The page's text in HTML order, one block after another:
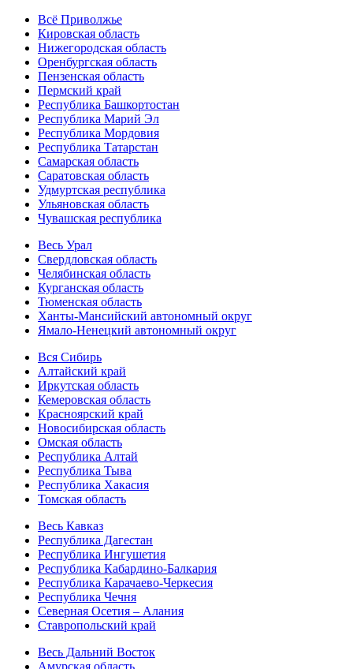
Всё Приволжье
Кировская область
Нижегородская область
Оренбургская область
Пензенская область
Пермский край
Республика Башкортостан
Республика Марий Эл
Республика Мордовия
Республика Татарстан
Самарская область
Саратовская область
Удмуртская республика
Ульяновская область
Чувашская республика
Весь Урал
Свердловская область
Челябинская область
Курганская область
Тюменская область
Ханты-Мансийский автономный округ
Ямало-Ненецкий автономный округ
Вся Сибирь
Алтайский край
Иркутская область
Кемеровская область
Красноярский край
Новосибирская область
Омская область
Республика Алтай
Республика Тыва
Республика Хакасия
Томская область
Весь Кавказ
Республика Дагестан
Республика Ингушетия
Республика Кабардино-Балкария
Республика Карачаево-Черкесия
Республика Чечня
Северная Осетия – Алания
Ставропольский край
Весь Дальний Восток
Амурская область